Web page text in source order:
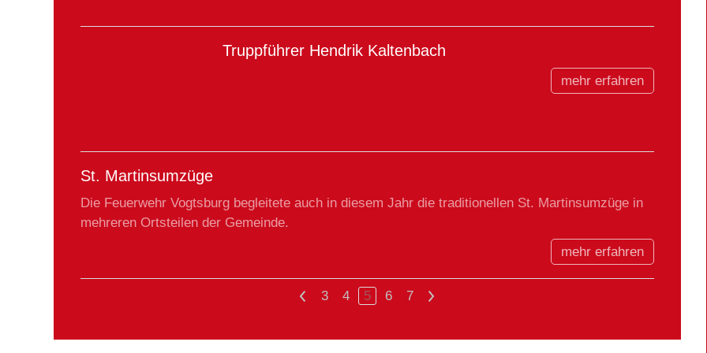
Truppführer Hendrik Kaltenbach
mehr erfahren
St. Martinsumzüge
Die Feuerwehr Vogtsburg begleitete auch in diesem Jahr die traditionellen St. Martinsumzüge in
mehreren Ortsteilen der Gemeinde.
mehr erfahren
< 3 4 5 6 7 >